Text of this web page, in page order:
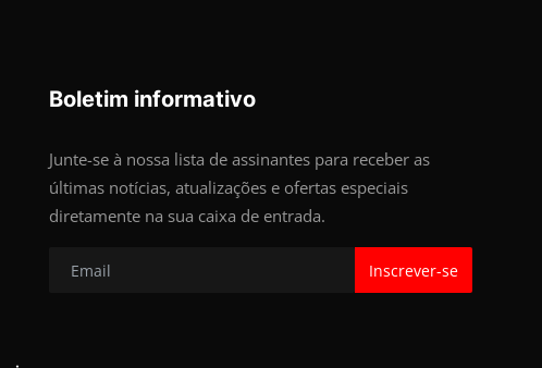
Boletim informativo
Junte-se à nossa lista de assinantes para receber as
últimas notícias, atualizações e ofertas especiais
diretamente na sua caixa de entrada.
Inscrever-se